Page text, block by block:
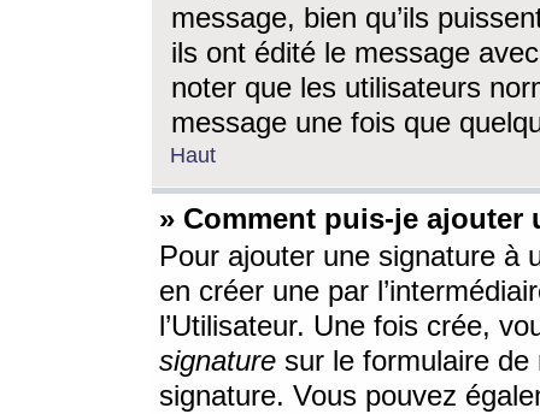
message, bien qu’ils
ils ont édité le message
noter que les utilisateurs
message une fois que
Haut
» Comment puis-je ajouter
Pour ajouter une signature à
en créer une par
l’Utilisateur. Une fois crée,
signature sur le formulaire de
signature. Vous pouvez